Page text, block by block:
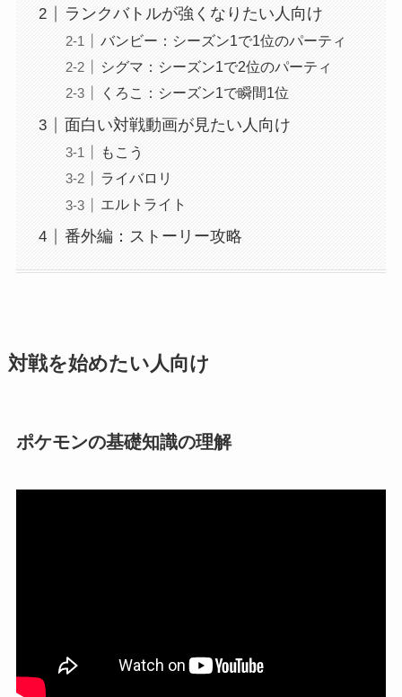
ランクバトルが強くなりたい人向け
バンビー：シーズン1で1位のパーティ
シグマ：シーズン1で2位のパーティ
くろこ：シーズン1で瞬間1位
面白い対戦動画が見たい人向け
もこう
ライバロリ
エルトライト
番外編：ストーリー攻略
対戦を始めたい人向け
ポケモンの基礎知識の理解